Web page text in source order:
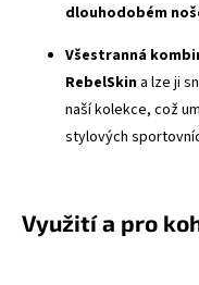
dlouhodobém
Všestranná
RebelSkin a lze ji
naší kolekce, což
stylových
Využití a pro